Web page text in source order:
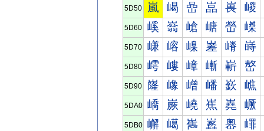
5D50 嵐 嵑 嵒 嵓 嵔 嵕
5D60 嵠 嵡 嵢 嵣 嵤 嵥
5D70 嵰 嵱 嵲 嵳 嵴 嵵
5D80 嶀 嶁 嶂 嶃 嶄 嶅
5D90 嶐 嶑 嶒 嶓 嶔 嶕
5DA0 嶠 嶡 嶢 嶣 嶤 嶥
5DB0 嶰 嶱 嶲 嶳 嶴 嶵